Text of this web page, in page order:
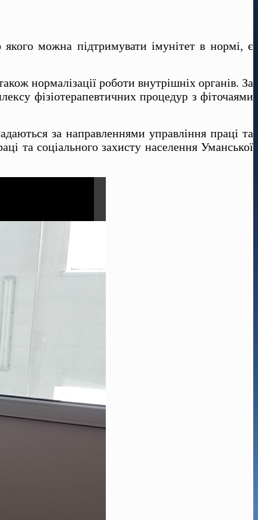
можна підтримувати імунітет в нормі, є
нормалізації роботи внутрішніх органів. За
фізіотерапевтичних процедур з фіточаями
за направленнями управління праці та
та соціального захисту населення Уманської